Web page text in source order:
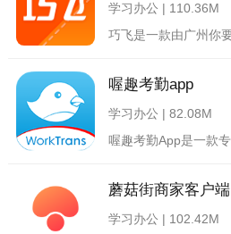
学习办公 | 110.36M
喔趣考勤app
学习办公 | 82.08M
蘑菇街商家客户端
学习办公 | 102.42M